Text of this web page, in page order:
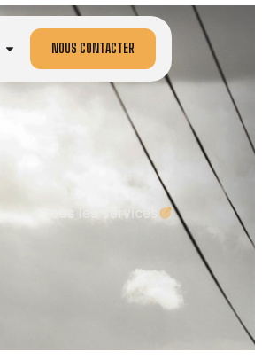
NOUS CONTACTER
Tous les services